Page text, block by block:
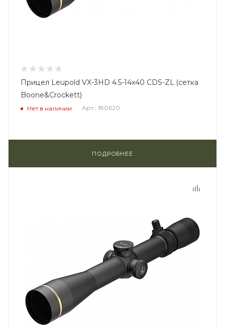
Прицел Leupold VX-3HD 4.5-14x40 CDS-ZL (сетка
Boone&Crockett)
Нет в наличии Арт.: 180620
ПОДРОБНЕЕ